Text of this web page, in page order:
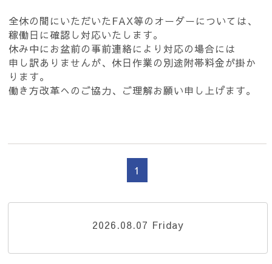
全休の間にいただいたFAX等のオーダーについては、
稼働日に確認し対応いたします。
休み中にお盆前の事前連絡により対応の場合には
申し訳ありませんが、休日作業の別途附帯料金が掛か
ります。
働き方改革へのご協力、ご理解お願い申し上げます。
1
2026.08.07 Friday